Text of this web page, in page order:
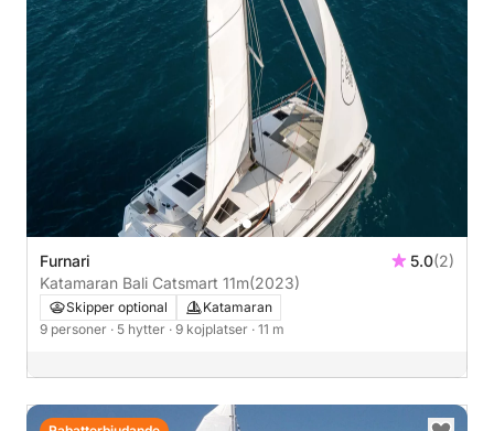
Furnari 5.0(2)
Katamaran Bali Catsmart 11m(2023)
Skipper optional
Katamaran
9 personer · 5 hytter · 9 kojplatser · 11 m